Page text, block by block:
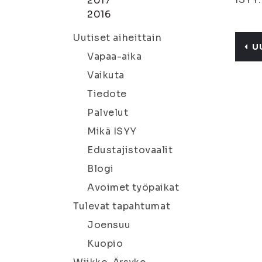
2016
Uutiset aiheittain
Vapaa-aika
Vaikuta
Tiedote
Palvelut
Mikä ISYY
Edustajistovaalit
Blogi
Avoimet työpaikat
Tulevat tapahtumat
Joensuu
Kuopio